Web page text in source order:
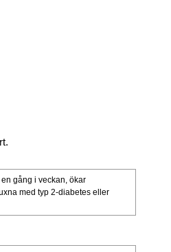
gång i veckan, ökar
med typ 2-diabetes eller